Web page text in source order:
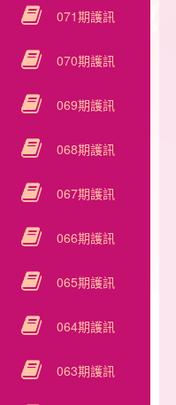
071期護訊
070期護訊
069期護訊
068期護訊
067期護訊
066期護訊
065期護訊
064期護訊
063期護訊